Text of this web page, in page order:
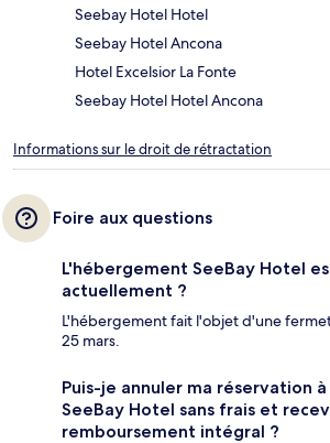
Seebay Hotel Hotel
Seebay Hotel Ancona
Hotel Excelsior La Fonte
Seebay Hotel Hotel Ancona
Informations sur le droit de rétractation
Foire aux questions
L'hébergement SeeBay Hotel
actuellement ?
L'hébergement fait l'objet d'une
25 mars.
Puis-je annuler ma réservation
SeeBay Hotel sans frais et
remboursement intégral ?